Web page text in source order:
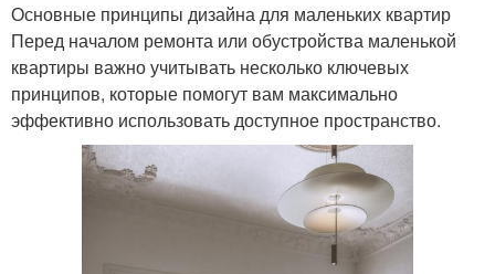
Основные принципы дизайна для маленьких квартир
Перед началом ремонта или обустройства маленькой
квартиры важно учитывать несколько ключевых
принципов, которые помогут вам максимально
эффективно использовать доступное пространство.